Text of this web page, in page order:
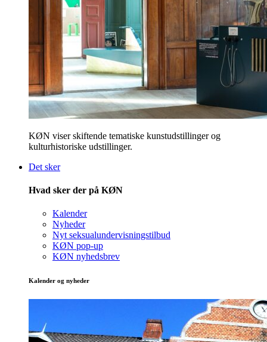
KØN viser skiftende tematiske kunstudstillinger og
kulturhistoriske udstillinger.
Det sker
Hvad sker der på KØN
Kalender
Nyheder
Nyt seksualundervisningstilbud
KØN pop-up
KØN nyhedsbrev
Kalender og nyheder